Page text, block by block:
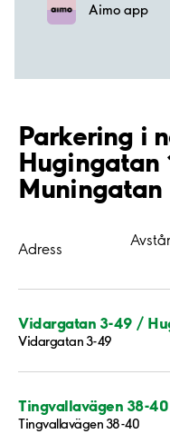
Aimo app
Parkering i
Muningatan
Adress
Vidargatan 3-49 /
Vidargatan 3-49
Tingvallavägen 38-
Tingvallavägen 38-40